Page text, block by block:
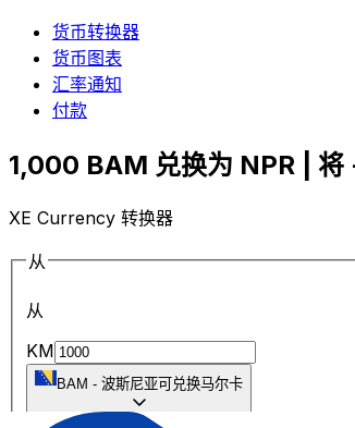
货币转换器
货币图表
汇率通知
付款
1,000 BAM 兑换为 NPR | 将
XE Currency 转换器
从
从
KM
BAM - 波斯尼亚可兑换马尔卡